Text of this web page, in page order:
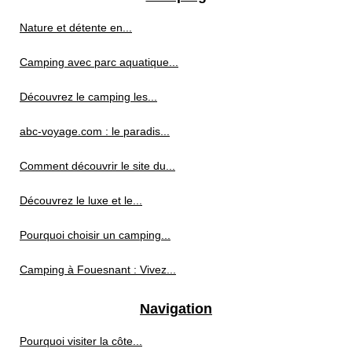
Nature et détente en...
Camping avec parc aquatique...
Découvrez le camping les...
abc-voyage.com : le paradis...
Comment découvrir le site du...
Découvrez le luxe et le...
Pourquoi choisir un camping...
Camping à Fouesnant : Vivez...
Navigation
Pourquoi visiter la côte...